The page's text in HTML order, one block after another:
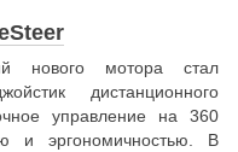
нового мотора стал
дистанционного
управление на 360
и эргономичностью. В